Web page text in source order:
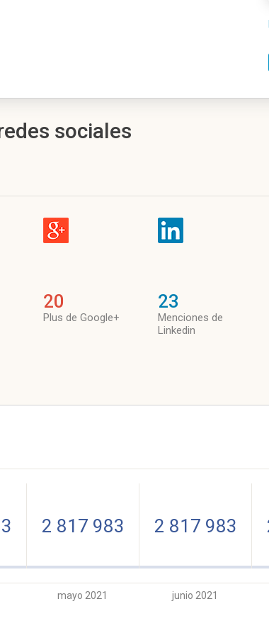
sociales
20
Plus de Google+
23
Menciones de
Linkedin
2 817 983
mayo 2021
2 817 983
junio 2021